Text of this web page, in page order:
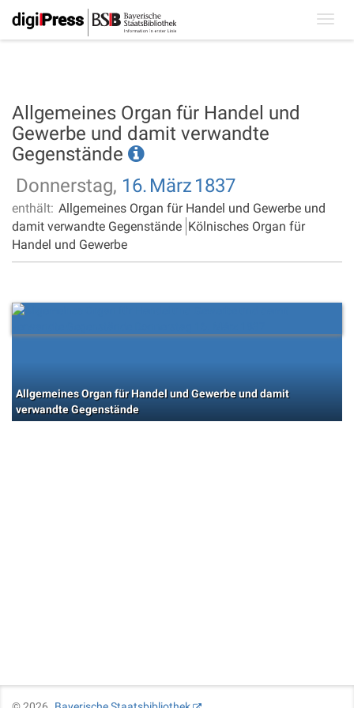
Allgemeines Organ für Handel und
Gewerbe und damit verwandte
Gegenstände
Donnerstag, 16. März 1837
enthält: Allgemeines Organ für Handel und Gewerbe und
damit verwandte Gegenstände Kölnisches Organ für
Handel und Gewerbe
Allgemeines Organ für Handel und Gewerbe und damit
verwandte Gegenstände